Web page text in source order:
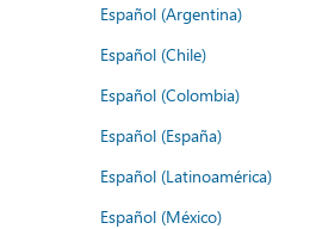
Español (Argentina)
Español (Chile)
Español (Colombia)
Español (España)
Español (Latinoamérica)
Español (México)